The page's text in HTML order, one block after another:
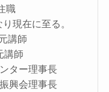
職
現在に至る。
講師
講師
ター理事長
興会理事長